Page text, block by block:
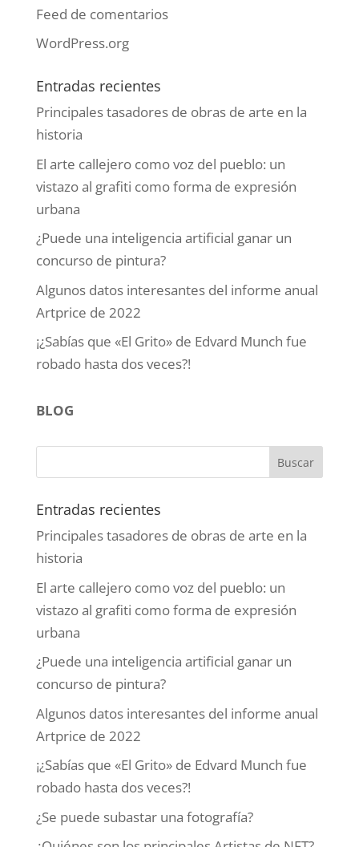
Feed de comentarios
WordPress.org
Entradas recientes
Principales tasadores de obras de arte en la
historia
El arte callejero como voz del pueblo: un
vistazo al grafiti como forma de expresión
urbana
¿Puede una inteligencia artificial ganar un
concurso de pintura?
Algunos datos interesantes del informe anual
Artprice de 2022
¡¿Sabías que «El Grito» de Edvard Munch fue
robado hasta dos veces?!
BLOG
Entradas recientes
Principales tasadores de obras de arte en la
historia
El arte callejero como voz del pueblo: un
vistazo al grafiti como forma de expresión
urbana
¿Puede una inteligencia artificial ganar un
concurso de pintura?
Algunos datos interesantes del informe anual
Artprice de 2022
¡¿Sabías que «El Grito» de Edvard Munch fue
robado hasta dos veces?!
¿Se puede subastar una fotografía?